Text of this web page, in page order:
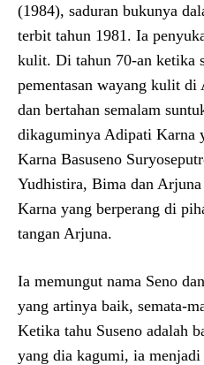
(1984), saduran bukunya
terbit tahun 1981. Ia
kulit. Di tahun 70-an ketika
pementasan wayang kulit
dan bertahan semalam
dikaguminya Adipati Karna
Karna Basuseno
Yudhistira, Bima dan
Karna yang berperang di
tangan Arjuna.
Ia memungut nama Seno
yang artinya baik, semata-
Ketika tahu Suseno adalah
yang dia kagumi, ia menjadi